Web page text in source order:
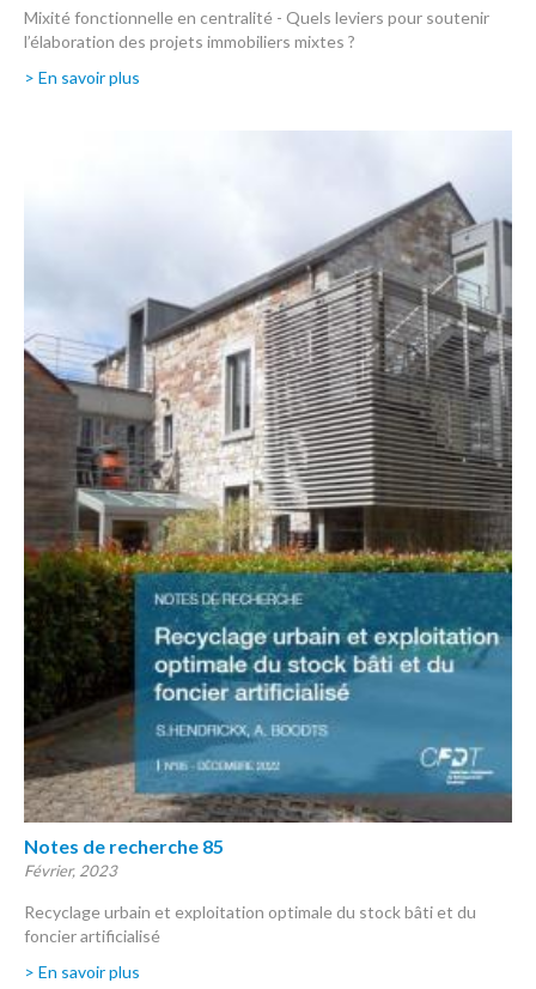
Mixité fonctionnelle en centralité - Quels leviers pour soutenir
l’élaboration des projets immobiliers mixtes ?
> En savoir plus
Notes de recherche 85
Février, 2023
Recyclage urbain et exploitation optimale du stock bâti et du
foncier artificialisé
> En savoir plus